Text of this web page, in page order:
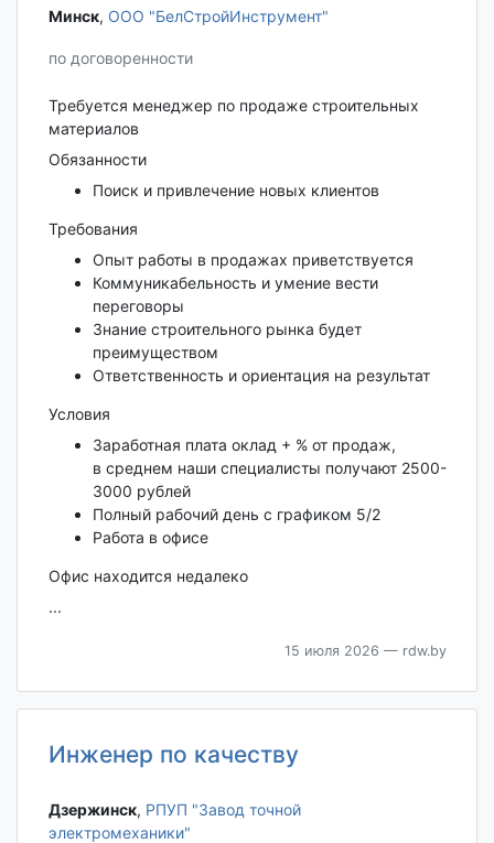
Минск‎, ООО "БелСтройИнструмент"
по договоренности
Требуется менеджер по продаже строительных
материалов
Обязанности
Поиск и привлечение новых клиентов
Требования
Опыт работы в продажах приветствуется
Коммуникабельность и умение вести
переговоры
Знание строительного рынка будет
преимуществом
Ответственность и ориентация на результат
Условия
Заработная плата оклад + % от продаж,
в среднем наши специалисты получают 2500-
3000 рублей
Полный рабочий день с графиком 5/2
Работа в офисе
Офис находится недалеко
...
15 июля 2026 — rdw.by
Инженер по качеству
Дзержинск‎, РПУП "Завод точной
электромеханики"